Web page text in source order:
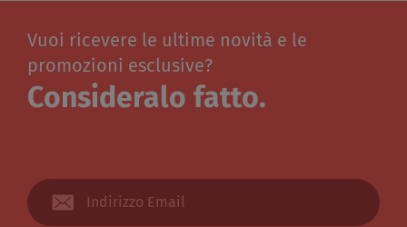
Vuoi ricevere le ultime novità e le
promozioni esclusive?
Consideralo fatto.